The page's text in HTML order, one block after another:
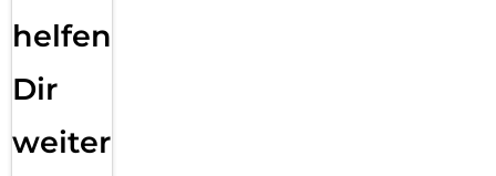
helfen
Dir
weiter